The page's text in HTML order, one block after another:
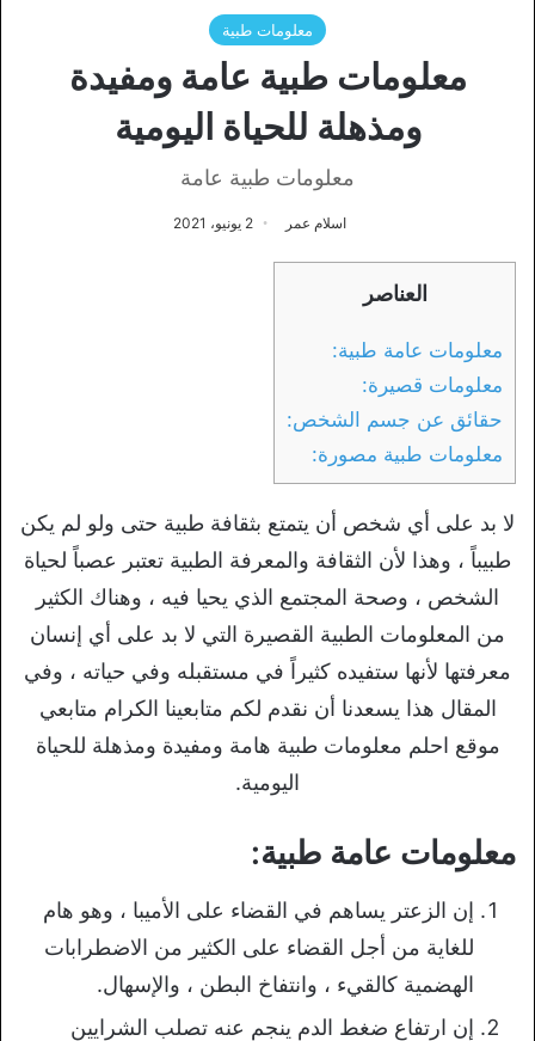
معلومات طبية
معلومات طبية عامة ومفيدة
ومذهلة للحياة اليومية
معلومات طبية عامة
اسلام عمر 2 يونيو، 2021
العناصر
معلومات عامة طبية:
معلومات قصيرة:
حقائق عن جسم الشخص:
معلومات طبية مصورة:
لا بد على أي شخص أن يتمتع بثقافة طبية حتى ولو لم يكن
طبيباً ، وهذا لأن الثقافة والمعرفة الطبية تعتبر عصباً لحياة
الشخص ، وصحة المجتمع الذي يحيا فيه ، وهناك الكثير
من المعلومات الطبية القصيرة التي لا بد على أي إنسان
معرفتها لأنها ستفيده كثيراً في مستقبله وفي حياته ، وفي
المقال هذا يسعدنا أن نقدم لكم متابعينا الكرام متابعي
موقع احلم معلومات طبية هامة ومفيدة ومذهلة للحياة
اليومية.
معلومات عامة طبية:
إن الزعتر يساهم في القضاء على الأميبا ، وهو هام
للغاية من أجل القضاء على الكثير من الاضطرابات
الهضمية كالقيء ، وانتفاخ البطن ، والإسهال.
إن ارتفاع ضغط الدم ينجم عنه تصلب الشرايين